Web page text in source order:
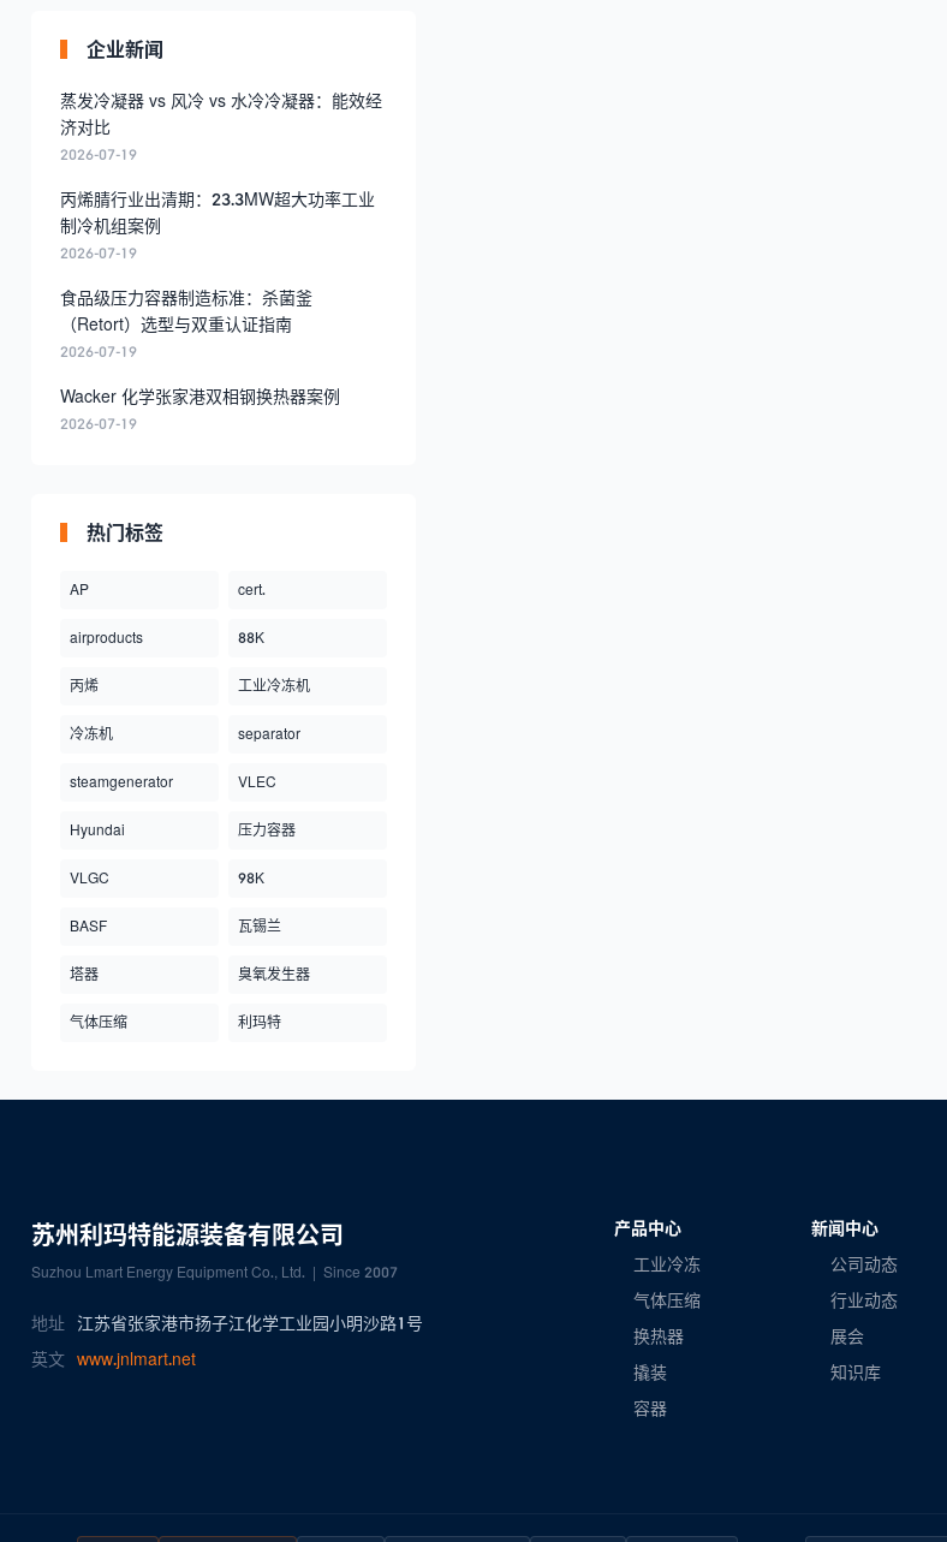
企业新闻
蒸发冷凝器 vs 风冷 vs 水冷冷凝器：能效经
济对比
2026-07-19
丙烯腈行业出清期：23.3MW超大功率工业
制冷机组案例
2026-07-19
食品级压力容器制造标准：杀菌釜
（Retort）选型与双重认证指南
2026-07-19
Wacker 化学张家港双相钢换热器案例
2026-07-19
热门标签
AP cert.
airproducts 88K
丙烯 工业冷冻机
冷冻机 separator
steamgenerator VLEC
Hyundai 压力容器
VLGC 98K
BASF 瓦锡兰
塔器 臭氧发生器
气体压缩 利玛特
苏州利玛特能源装备有限公司
Suzhou Lmart Energy Equipment Co., Ltd. | Since 2007
地址
江苏省张家港市扬子江化学工业园小明沙路1号
英文
www.jnlmart.net
产品中心
工业冷冻
气体压缩
换热器
撬装
容器
新闻中心
公司动态
行业动态
展会
知识库